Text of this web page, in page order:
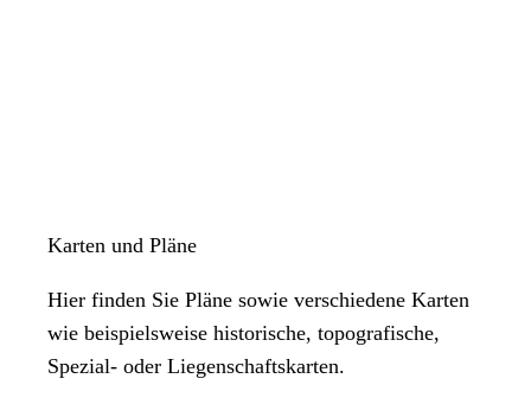
Karten und Pläne
Hier finden Sie Pläne sowie verschiedene Karten
wie beispielsweise historische, topografische,
Spezial- oder Liegenschaftskarten.